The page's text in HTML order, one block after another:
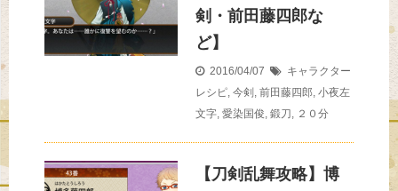
剣・前田藤四郎な
ど】
2016/04/07
キャラクター
レシピ, 今剣 , 前田藤四郎, 小夜左
文字, 愛染国俊, 鍛刀 , ２０分
【刀剣乱舞攻略】博